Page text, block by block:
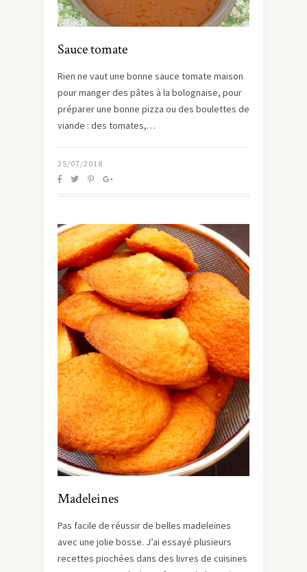
Sauce tomate
Rien ne vaut une bonne sauce tomate maison
pour manger des pâtes à la bolognaise, pour
préparer une bonne pizza ou des boulettes de
viande : des tomates,…
25/07/2018
Madeleines
Pas facile de réussir de belles madeleines
avec une jolie bosse. J’ai essayé plusieurs
recettes piochées dans des livres de cuisines